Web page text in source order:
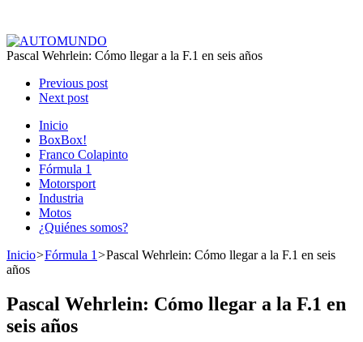
Pascal Wehrlein: Cómo llegar a la F.1 en seis años
Previous post
Next post
Inicio
BoxBox!
Franco Colapinto
Fórmula 1
Motorsport
Industria
Motos
¿Quiénes somos?
Inicio>Fórmula 1 >Pascal Wehrlein: Cómo llegar a la F.1 en seis
años
Pascal Wehrlein: Cómo llegar a la F.1 en
seis años